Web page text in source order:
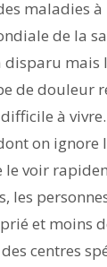
maladies
de la
disparu mais
de douleur
à
on ignore
le voir
les
et moins
centres